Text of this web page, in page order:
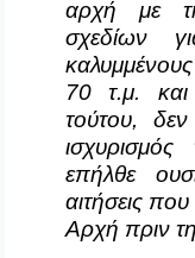
αρχή με
σχεδίων
70 τ.μ. και
τούτου,
επήλθε
αιτήσεις
Αρχή πριν